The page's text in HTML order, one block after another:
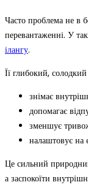
Часто проблема не в
перевантаженні. У
ілангу.
Її глибокий,
знімає
допомагає
зменшує
налаштовує на
Це сильний
а заспокоїти